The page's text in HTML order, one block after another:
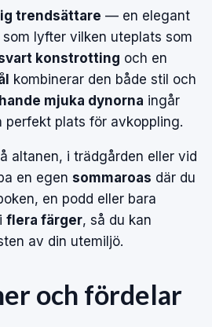
trendsättare — en elegant
lyfter vilken uteplats som
konstrotting och en
kombinerar den både stil och
mjuka dynorna ingår
perfekt plats för avkoppling.
altanen, i trädgården eller vid
en egen sommaroas där du
en podd eller bara
flera färger, så du kan
av din utemiljö.
och fördelar